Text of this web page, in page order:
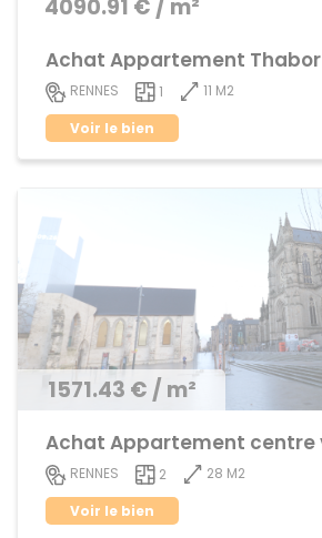
4090.91 € / m²
Achat Appartement Thabor
RENNES 1
11 M2
Voir le bien
1571.43 € / m²
RENNES 2
28 M2
Voir le bien